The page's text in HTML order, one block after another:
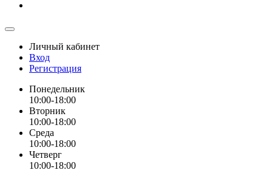
Личный кабинет
Вход
Регистрация
Понедельник
10:00-18:00
Вторник
10:00-18:00
Среда
10:00-18:00
Четверг
10:00-18:00